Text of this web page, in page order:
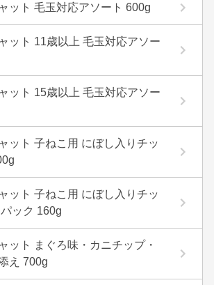
ット 毛玉対応アソート 600g
ット 11歳以上 毛玉対応アソー
ット 15歳以上 毛玉対応アソー
ット 子ねこ用 にぼし入りチッ
ット 子ねこ用 にぼし入りチッ
ック 160g
ット まぐろ味・カニチップ・
え 700g